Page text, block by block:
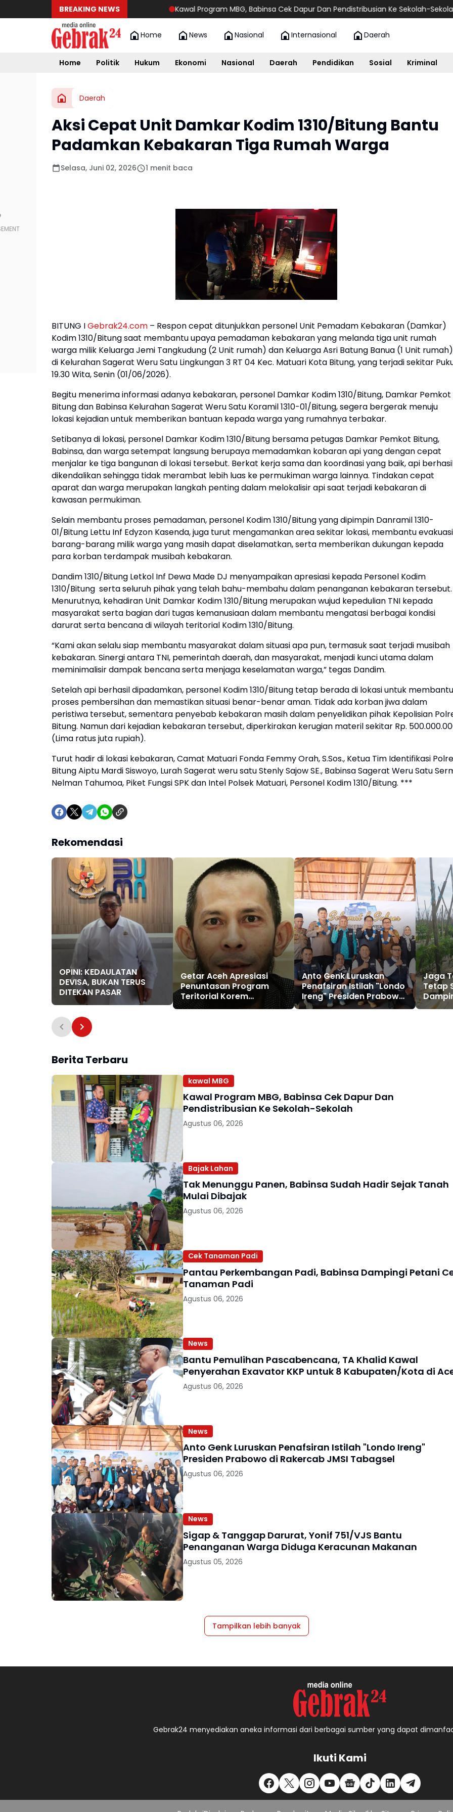
BREAKING NEWS Kawal Program MBG, Babinsa Cek Dapur Dan Pendistribusian Ke Sekolah-Sekolah Tak
Home News Nasional Internasional Daerah
Home Politik Hukum Ekonomi Nasional Daerah Pendidikan Sosial Kriminal
Daerah
Aksi Cepat Unit Damkar Kodim 1310/Bitung Bantu
Padamkan Kebakaran Tiga Rumah Warga
Selasa, Juni 02, 2026 1 menit baca
BITUNG IGebrak24.com – Respon cepat ditunjukkan personel Unit Pemadam Kebakaran (Damkar)
Kodim 1310/Bitung saat membantu upaya pemadaman kebakaran yang melanda tiga unit rumah
warga milik Keluarga Jemi Tangkudung (2 Unit rumah) dan Keluarga Asri Batung Banua (1 Unit rumah)
di Kelurahan Sagerat Weru Satu Lingkungan 3 RT 04 Kec. Matuari Kota Bitung, yang terjadi sekitar
19.30 Wita, Senin (01/06/2026).
Begitu menerima informasi adanya kebakaran, personel Damkar Kodim 1310/Bitung, Damkar Pemkot
Bitung dan Babinsa Kelurahan Sagerat Weru Satu Koramil 1310-01/Bitung, segera bergerak menuju
lokasi kejadian untuk memberikan bantuan kepada warga yang rumahnya terbakar.
Setibanya di lokasi, personel Damkar Kodim 1310/Bitung bersama petugas Damkar Pemkot Bitung,
Babinsa, dan warga setempat langsung berupaya memadamkan kobaran api yang dengan cepat
menjalar ke tiga bangunan di lokasi tersebut. Berkat kerja sama dan koordinasi yang baik, api
dikendalikan sehingga tidak merambat lebih luas ke permukiman warga lainnya. Tindakan cepat
aparat dan warga merupakan langkah penting dalam melokalisir api saat terjadi kebakaran di
kawasan permukiman.
Selain membantu proses pemadaman, personel Kodim 1310/Bitung yang dipimpin Danramil 1310-
01/Bitung Lettu Inf Edyzon Kasenda, juga turut mengamankan area sekitar lokasi, membantu evakuasi
barang-barang milik warga yang masih dapat diselamatkan, serta memberikan dukungan kepada
para korban terdampak musibah kebakaran.
Dandim 1310/Bitung Letkol Inf Dewa Made DJ menyampaikan apresiasi kepada Personel Kodim
1310/Bitung serta seluruh pihak yang telah bahu-membahu dalam penanganan kebakaran tersebut.
Menurutnya, kehadiran Unit Damkar Kodim 1310/Bitung merupakan wujud kepedulian TNI kepada
masyarakat serta bagian dari tugas kemanusiaan dalam membantu mengatasi berbagai kondisi
darurat serta bencana di wilayah teritorial Kodim 1310/Bitung.
“Kami akan selalu siap membantu masyarakat dalam situasi apa pun, termasuk saat terjadi musibah
kebakaran. Sinergi antara TNI, pemerintah daerah, dan masyarakat, menjadi kunci utama dalam
meminimalisir dampak bencana serta menjaga keselamatan warga,” tegas Dandim.
Setelah api berhasil dipadamkan, personel Kodim 1310/Bitung tetap berada di lokasi untuk membantu
proses pembersihan dan memastikan situasi benar-benar aman. Tidak ada korban jiwa dalam
peristiwa tersebut, sementara penyebab kebakaran masih dalam penyelidikan pihak Kepolisian
Bitung. Namun dari kejadian kebakaran tersebut, diperkirakan kerugian materil sekitar Rp.
(Lima ratus juta rupiah).
Turut hadir di lokasi kebakaran, Camat Matuari Fonda Femmy Orah, S.Sos., Ketua Tim Identifikasi
Bitung Aiptu Mardi Siswoyo, Lurah Sagerat weru satu Stenly Sajow SE., Babinsa Sagerat Weru Satu
Nelman Tahumoa, Piket Fungsi SPK dan Intel Polsek Matuari, Personel Kodim 1310/Bitung. ***
Rekomendasi
OPINI: KEDAULATAN
DEVISA, BUKAN TERUS
DITEKAN PASAR
Getar Aceh Apresiasi
Penuntasan Program
Teritorial Korem
011/Lilawangsa Pasca
Anto Genk Luruskan
Penafsiran Istilah "Londo
Ireng" Presiden Prabowo
di Rakercab JMSI
Jaga
Tetap
Berita Terbaru
kawal MBG
Kawal Program MBG, Babinsa Cek Dapur Dan
Pendistribusian Ke Sekolah-Sekolah
Agustus 06, 2026
Bajak Lahan
Tak Menunggu Panen, Babinsa Sudah Hadir Sejak Tanah
Mulai Dibajak
Agustus 06, 2026
Cek Tanaman Padi
Pantau Perkembangan Padi, Babinsa Dampingi Petani
Tanaman Padi
Agustus 06, 2026
News
Bantu Pemulihan Pascabencana, TA Khalid Kawal
Penyerahan Exavator KKP untuk 8 Kabupaten/Kota di
Agustus 06, 2026
News
Anto Genk Luruskan Penafsiran Istilah "Londo Ireng"
Presiden Prabowo di Rakercab JMSI Tabagsel
Agustus 06, 2026
News
Sigap & Tanggap Darurat, Yonif 751/VJS Bantu
Penanganan Warga Diduga Keracunan Makanan
Agustus 05, 2026
Tampilkan lebih banyak
Gebrak24 menyediakan aneka informasi dari berbagai sumber yang dapat
Ikuti Kami